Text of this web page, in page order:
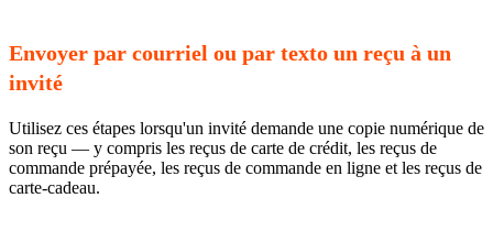
Envoyer par courriel ou par texto un reçu à un
invité
Utilisez ces étapes lorsqu'un invité demande une copie numérique de
son reçu — y compris les reçus de carte de crédit, les reçus de
commande prépayée, les reçus de commande en ligne et les reçus de
carte-cadeau.